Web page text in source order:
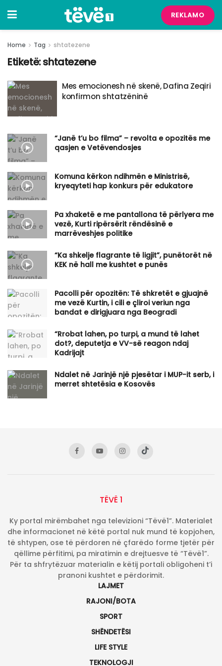
REKLAMO
Home Tag shtatezene
Etiketë:shtatezene
Mes emocionesh në skenë, Dafina Zeqiri
konfirmon shtatzëninë
“Janë t’u bo filma” – revolta e opozitës me
qasjen e Vetëvendosjes
Komuna kërkon ndihmën e Ministrisë,
kryeqyteti hap konkurs për edukatore
Pa xhaketë e me pantallona të përlyera me
vezë, Kurti ripërsërit rëndësinë e
marrëveshjes politike
“Ka shkelje flagrante të ligjit”, punëtorët në
KEK në hall me kushtet e punës
Pacolli për opozitën: Të shkretët e gjuajnë
me vezë Kurtin, i cili e çliroi veriun nga
bandat e dirigjuara nga Beogradi
“Rrobat lahen, po turpi, a mund të lahet
dot?, deputetja e VV-së reagon ndaj
Kadrijajt
Ndalet në Jarinjë një pjesëtar i MUP-it serb, i
merret shtetësia e Kosovës
TËVË 1
Ky portal mirëmbahet nga televizioni “Tëvë1”. Materialet
dhe informacionet në këtë portal nuk mund të kopjohen,
të shtypen, ose të përdoren në çfarëdo forme tjetër për
qëllime përfitimi, pa miratimin e drejtuesve të “Tëvë1”.
Për ta shfrytëzuar materialin e këtij portali obligoheni t’i
pranoni kushtet e përdorimit.
LAJMET
RAJONI/BOTA
SPORT
SHËNDETËSI
LIFE STYLE
TEKNOLOGJI